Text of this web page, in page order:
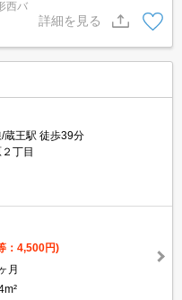
室乾燥機など豊富に揃ってお
ます。敷地内ごみ置き場があ
いという方も安心です。
西バ
詳細を見る
蔵王駅 徒歩39分
丁目
：4,500円)
月